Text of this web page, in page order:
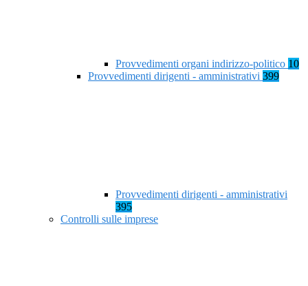
Provvedimenti organi indirizzo-politico 10
Provvedimenti dirigenti - amministrativi 399
Provvedimenti dirigenti - amministrativi
395
Controlli sulle imprese